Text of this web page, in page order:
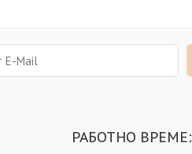
РАБОТНО ВРЕМЕ: